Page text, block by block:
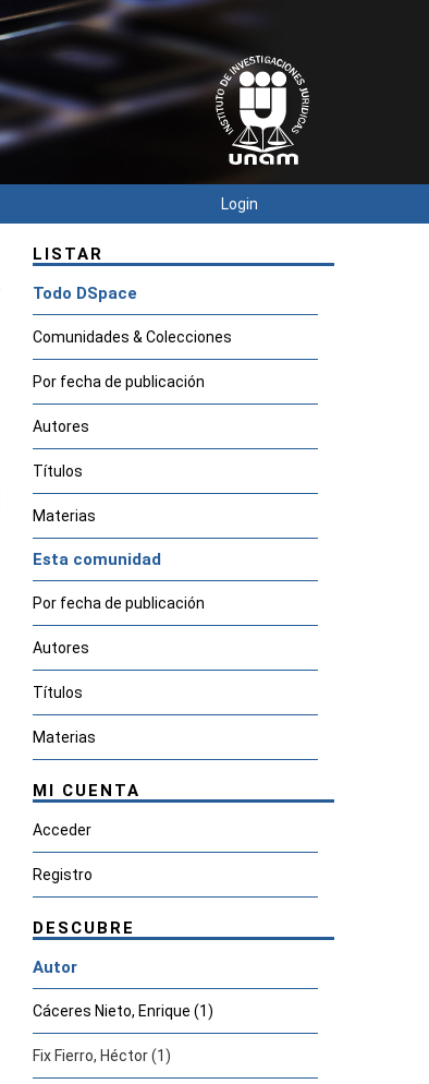
Login
LISTAR
Todo DSpace
Comunidades & Colecciones
Por fecha de publicación
Autores
Títulos
Materias
Esta comunidad
Por fecha de publicación
Autores
Títulos
Materias
MI CUENTA
Acceder
Registro
DESCUBRE
Autor
Cáceres Nieto, Enrique (1)
Fix Fierro, Héctor (1)